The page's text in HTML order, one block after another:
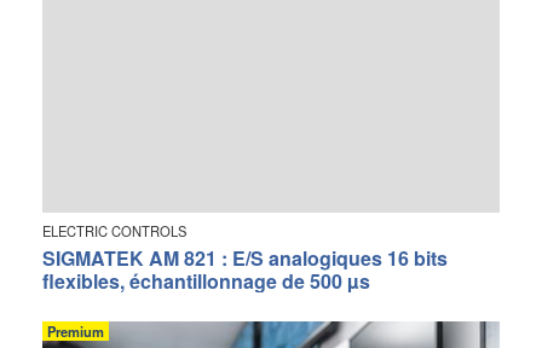
ELECTRIC CONTROLS
SIGMATEK AM 821 : E/S analogiques 16 bits
flexibles, échantillonnage de 500 µs
Premium